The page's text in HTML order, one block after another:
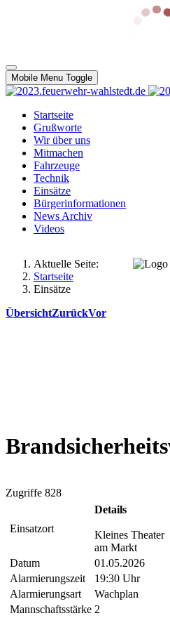
Mobile Menu Toggle
Startseite
Grußworte
Wir über uns
Mitmachen
Fahrzeuge
Technik
Einsätze
Bürgerinformationen
News Archiv
Videos
Aktuelle Seite:
Startseite
Einsätze
ÜbersichtZurückVor
Zugriffe 828
Einsatzort
Details
Kleines Theater
am Markt
Datum
01.05.2026
Alarmierungszeit
19:30 Uhr
Alarmierungsart
Wachplan
Mannschaftsstärke 2